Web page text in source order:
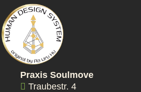
Praxis Soulmove
Traubestr. 4